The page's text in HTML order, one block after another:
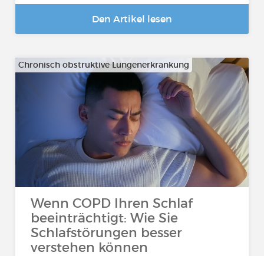
Den Artikel lesen
Chronisch obstruktive Lungenerkrankung
Wenn COPD Ihren Schlaf
beeinträchtigt: Wie Sie
Schlafstörungen besser
verstehen können